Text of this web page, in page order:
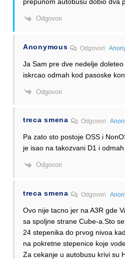
prepunom autobusu dobio dva
Odgovori
Anonymous Odgovori
Ja Sam pre dve nedelje
iskrcao odmah kod pasoske
Odgovori
treca smena Odgovori
Pa zato sto postoje OSS i
je isao na takozvani D1 i
Odgovori
treca smena Odgovori
Ovo nije tacno jer na A3R gde
sa spoljne strane Cube-a.Sto
24 stepenika do prvog nivoa
na pokretne stepenice koje
Za cekanje u autobusu krivi su